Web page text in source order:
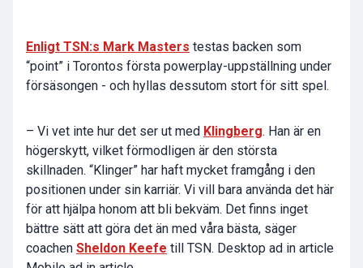
Enligt TSN:s Mark Masters testas backen som
“point” i Torontos första powerplay-uppställning under
försäsongen - och hyllas dessutom stort för sitt spel.
– Vi vet inte hur det ser ut med Klingberg. Han är en
högerskytt, vilket förmodligen är den största
skillnaden. “Klinger” har haft mycket framgång i den
positionen under sin karriär. Vi vill bara använda det här
för att hjälpa honom att bli bekväm. Det finns inget
bättre sätt att göra det än med våra bästa, säger
coachen Sheldon Keefe till TSN. Desktop ad in article